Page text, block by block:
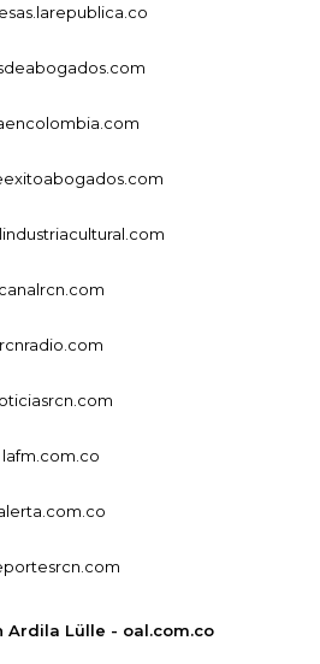
canalrcn.com
rcnradio.com
lafm.com.co
Ardila Lülle - oal.com.co